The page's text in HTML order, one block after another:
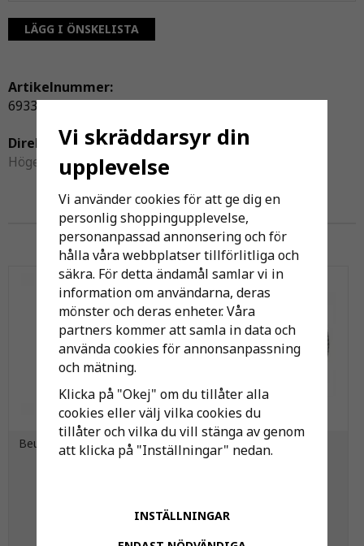
LÄGG I ÖNSKELISTA
Artikelnummer:
6933450
Direktlänk:
Högerklicka och kopiera adressen
Andra har även köpt
Beulco Filterbehållare Stora
Björn
Filter till Kulventil 15/20
Vi skräddarsyr din
upplevelse
Vi använder cookies för att ge dig en
personlig shoppingupplevelse,
personanpassad annonsering och för
hålla våra webbplatser tillförlitliga och
säkra. För detta ändamål samlar vi in
information om användarna, deras
mönster och deras enheter. Våra
partners kommer att samla in data och
använda cookies för annonsanpassning
och mätning.
Klicka på "Okej" om du tillåter alla
cookies eller välj vilka cookies du
tillåter och vilka du vill stänga av genom
att klicka på "Inställningar" nedan.
INSTÄLLNINGAR